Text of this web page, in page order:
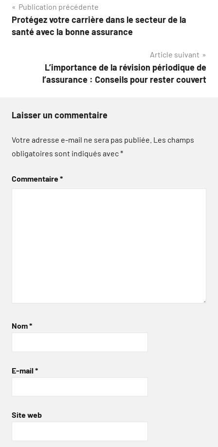
Navigation
de
Publication précédente
Protégez votre carrière dans le secteur de la
santé avec la bonne assurance
Article suivant
L’importance de la révision périodique de
l’assurance : Conseils pour rester couvert
Laisser un commentaire
Votre adresse e-mail ne sera pas publiée. Les champs
obligatoires sont indiqués avec*
Commentaire*
Nom*
E-mail *
Site web